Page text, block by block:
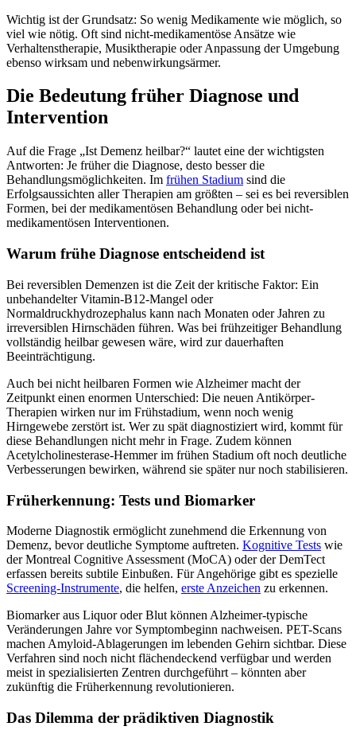
Wichtig ist der Grundsatz: So wenig Medikamente wie möglich, so
viel wie nötig. Oft sind nicht-medikamentöse Ansätze wie
Verhaltenstherapie, Musiktherapie oder Anpassung der Umgebung
ebenso wirksam und nebenwirkungsärmer.
Die Bedeutung früher Diagnose und
Intervention
Auf die Frage „Ist Demenz heilbar?“ lautet eine der wichtigsten
Antworten: Je früher die Diagnose, desto besser die
Behandlungsmöglichkeiten. Im frühen Stadium sind die
Erfolgsaussichten aller Therapien am größten – sei es bei reversiblen
Formen, bei der medikamentösen Behandlung oder bei nicht-
medikamentösen Interventionen.
Warum frühe Diagnose entscheidend ist
Bei reversiblen Demenzen ist die Zeit der kritische Faktor: Ein
unbehandelter Vitamin-B12-Mangel oder
Normaldruckhydrozephalus kann nach Monaten oder Jahren zu
irreversiblen Hirnschäden führen. Was bei frühzeitiger Behandlung
vollständig heilbar gewesen wäre, wird zur dauerhaften
Beeinträchtigung.
Auch bei nicht heilbaren Formen wie Alzheimer macht der
Zeitpunkt einen enormen Unterschied: Die neuen Antikörper-
Therapien wirken nur im Frühstadium, wenn noch wenig
Hirngewebe zerstört ist. Wer zu spät diagnostiziert wird, kommt für
diese Behandlungen nicht mehr in Frage. Zudem können
Acetylcholinesterase-Hemmer im frühen Stadium oft noch deutliche
Verbesserungen bewirken, während sie später nur noch stabilisieren.
Früherkennung: Tests und Biomarker
Moderne Diagnostik ermöglicht zunehmend die Erkennung von
Demenz, bevor deutliche Symptome auftreten. Kognitive Tests wie
der Montreal Cognitive Assessment (MoCA) oder der DemTect
erfassen bereits subtile Einbußen. Für Angehörige gibt es spezielle
Screening-Instrumente, die helfen, erste Anzeichen zu erkennen.
Biomarker aus Liquor oder Blut können Alzheimer-typische
Veränderungen Jahre vor Symptombeginn nachweisen. PET-Scans
machen Amyloid-Ablagerungen im lebenden Gehirn sichtbar. Diese
Verfahren sind noch nicht flächendeckend verfügbar und werden
meist in spezialisierten Zentren durchgeführt – könnten aber
zukünftig die Früherkennung revolutionieren.
Das Dilemma der prädiktiven Diagnostik